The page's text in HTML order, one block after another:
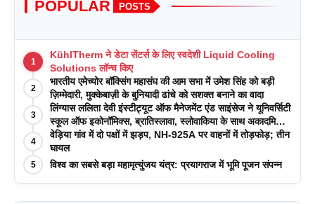
POPULAR POSTS
1
KühlTherm ने डेटा सेंटर्स के लिए स्वदेशी Liquid Cooling
Solutions लॉन्च किए
2
भारतीय एमेच्योर बॉक्सिंग महासंघ की आम सभा में उमेश सिंह को बड़ी
ज़िम्मेदारी, मुक्केबाज़ी के बुनियादी ढांचे को सशक्त बनाने का वादा
3
लिंग्यास ललिता देवी इंस्टीट्यूट ऑफ मैनेजमेंट एंड साइंसेज ने यूनिवर्सिटी
स्कूल ऑफ इकोनॉमिक्स, ब्रातिस्लावा, स्लोवाकिया के साथ अकादमिक
पत्रिकाओं में प्रकाशन रणनीतियों पर एक दिवसीय कार्यशाला का
आयोजन किया
4
वेड़िया गांव में दो पक्षों में झड़प, NH-925A पर वाहनों में तोड़फोड़; तीन
घायल
5 विश्व का सबसे बड़ा महामृत्युंजय यंत्र: प्रयागराज में भूमि पूजन संपन्न